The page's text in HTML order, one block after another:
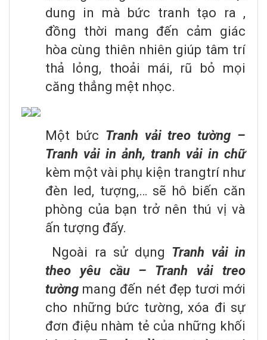
dung in mà bức tranh tạo ra ,
đồng thời mang đến cảm giác
hòa cùng thiên nhiên giúp tâm trí
thả lỏng, thoải mái, rũ bỏ mọi
căng thẳng mệt nhọc.
Một bức Tranh vải treo tường –
Tranh vải in ảnh, tranh vải in chữ
kèm một vài phụ kiện trangtrí như
đèn led, tượng,… sẽ hô biến căn
phòng của bạn trở nên thú vị và
ấn tượng đấy.
Ngoài ra sử dụng Tranh vải in
theo yêu cầu – Tranh vải treo
tường mang đến nét đẹp tươi mới
cho những bức tường, xóa đi sự
đơn điệu nhàm tẻ của những khối